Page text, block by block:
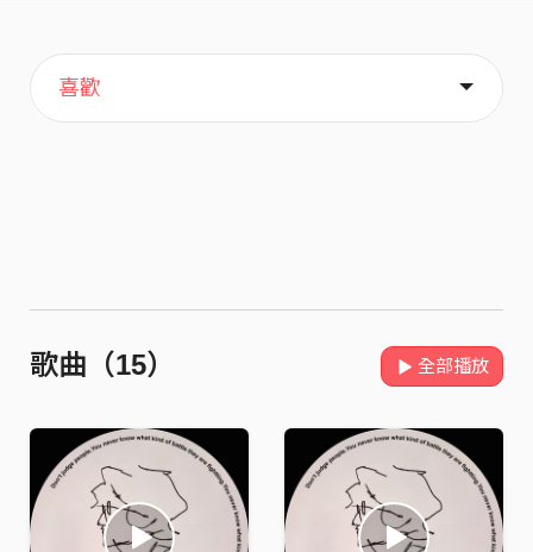
主頁
喜歡
關於
歌曲（15） 全部播放